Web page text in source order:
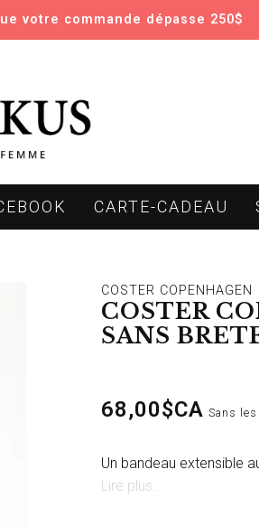
votre commande dépasse 250$
CARTE-CADEAU
COSTER COPENHAGEN
COSTER
SANS
68,00$CA Sans les
Un bandeau extensible
Lire plus..